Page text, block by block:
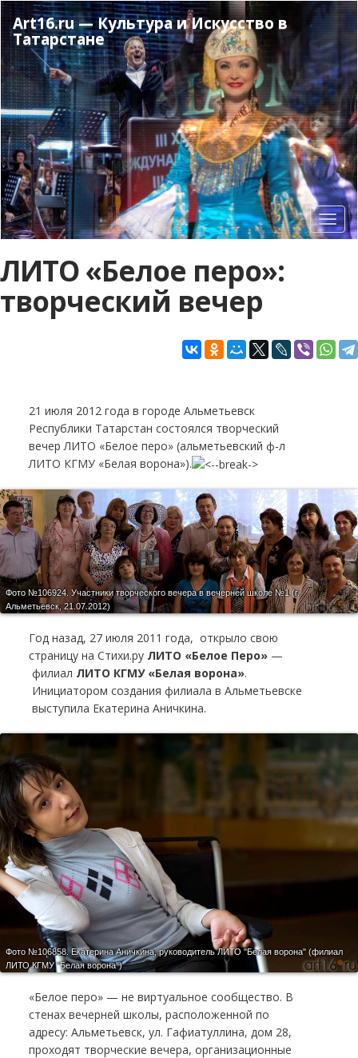
Перейти
к
основному
содержанию
Art16.ru — Культура и Искусство в
Татарстане
ЛИТО «Белое перо»:
творческий вечер
21 июля 2012 года в городе Альметьевск
Республики Татарстан состоялся творческий
вечер ЛИТО «Белое перо» (альметьевский ф-л
ЛИТО КГМУ «Белая ворона»).
Фото №106924. Участники творческого вечера в вечерней школе №1 (г.
Альметьевск, 21.07.2012)
Год назад, 27 июля 2011 года, открыло свою
страницу на Стихи.руЛИТО «Белое Перо»—
филиал ЛИТО КГМУ «Белая ворона».
Инициатором создания филиала в Альметьевске
выступила Екатерина Аничкина.
Фото №106858.Екатерина Аничкина, руководитель ЛИТО "Белая ворона" (филиал
ЛИТО КГМУ "Белая ворона")
«Белое перо» — не виртуальное сообщество. В
стенах вечерней школы, расположенной по
адресу: Альметьевск, ул. Гафиатуллина, дом 28,
проходят творческие вечера, организационные